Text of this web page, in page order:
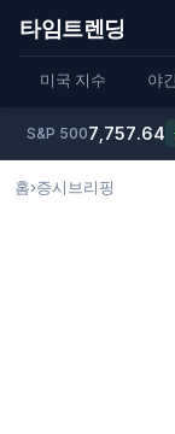
타임트렌딩
미국 지수 야
S&P 5007,757.64
홈›증시브리핑